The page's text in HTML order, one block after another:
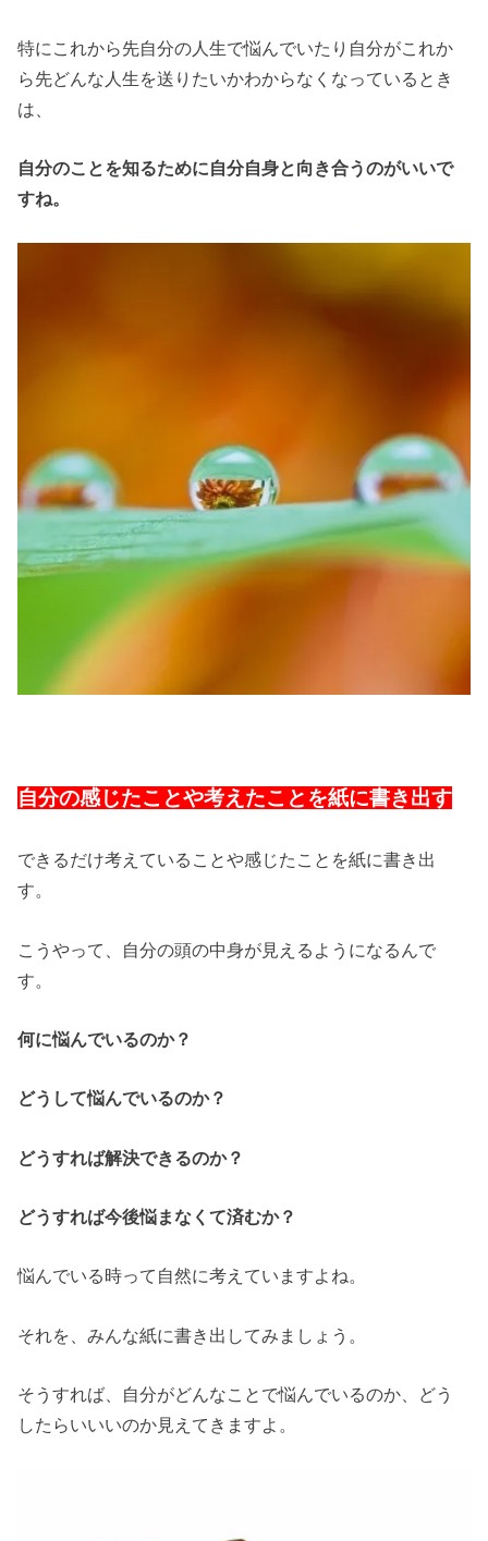
特にこれから先自分の人生で悩んでいたり自分がこれか
ら先どんな人生を送りたいかわからなくなっているとき
は、
自分のことを知るために自分自身と向き合うのがいいで
すね。
自分の感じたことや考えたことを紙に書き出す
できるだけ考えていることや感じたことを紙に書き出
す。
こうやって、自分の頭の中身が見えるようになるんで
す。
何に悩んでいるのか？
どうして悩んでいるのか？
どうすれば解決できるのか？
どうすれば今後悩まなくて済むか？
悩んでいる時って自然に考えていますよね。
それを、みんな紙に書き出してみましょう。
そうすれば、自分がどんなことで悩んでいるのか、どう
したらいいいのか見えてきますよ。